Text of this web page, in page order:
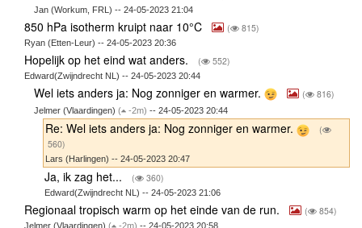
Jan (Workum, FRL) -- 24-05-2023 21:04
850 hPa isotherm kruipt naar 10°C ( 815)
Ryan (Etten-Leur) -- 24-05-2023 20:36
Hopelijk op het eind wat anders. ( 552)
Edward(Zwijndrecht NL) -- 24-05-2023 20:44
Wel iets anders ja: Nog zonniger en warmer. ( 816)
Jelmer (Vlaardingen)( -2m) -- 24-05-2023 20:44
Re: Wel iets anders ja: Nog zonniger en warmer.
(
560)
Lars (Harlingen) -- 24-05-2023 20:47
Ja, ik zag het... ( 360)
Edward(Zwijndrecht NL) -- 24-05-2023 21:06
Regionaal tropisch warm op het einde van de run. ( 854)
Jelmer (Vlaardingen) ( -2m) -- 24-05-2023 20:58